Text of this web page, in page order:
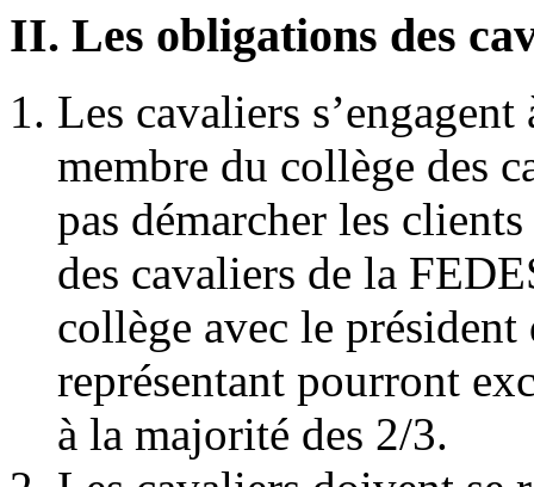
II. Les obligations des
Les cavaliers
membre du collège des
pas démarcher les
des cavaliers de la
collège avec le
représentant pourront
à la majorité des 2/3.